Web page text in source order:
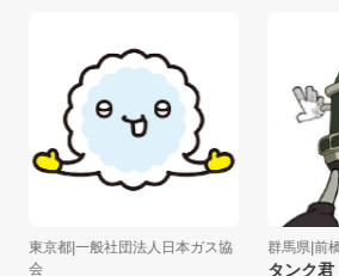
東京都|一般社団法人日本ガス協
会
群馬県|前橋
タンク君